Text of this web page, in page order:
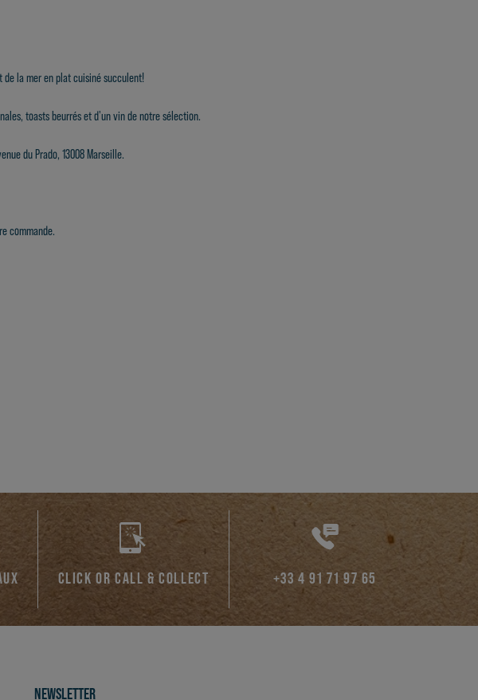
de la mer en plat cuisiné succulent!
toasts beurréset d'unvin de notre sélection.
du Prado, 13008 Marseille.
commande.
CLICK OR CALL & COLLECT +33 4 91 71 97 65
NEWSLETTER